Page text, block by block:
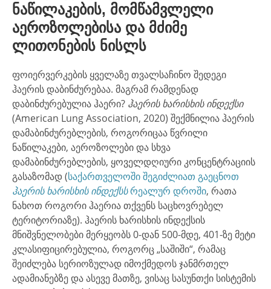
ნაწილაკების, მომწამვლელი
აეროზოლებისა და მძიმე
ლითონების ნისლს
ფოიერვერკების ყველაზე თვალსაჩინო შედეგი
ჰაერის დაბინძურებაა. მაგრამ რამდენად
დაბინძურებულია ჰაერი? ჰაერის ხარისხის ინდექსი
(American Lung Association, 2020) შექმნილია ჰაერის
დამაბინძურებლების, როგორიცაა წვრილი
ნაწილაკები, აეროზოლები და სხვა
დამაბინძურებლების, ყოველდღიური კონცენტრაციის
გასაზომად (საქართველოში შეგიძლიათ გაეცნოთ
ჰაერის ხარისხის ინდექსსრეალურ დროში, რათა
ნახოთ როგორი ჰაერია თქვენს საცხოვრებელ
ტერიტორიაზე). ჰაერის ხარისხის ინდექსის
მნიშვნელობები მერყეობს 0-დან 500-მდე, 401-ზე მეტი
კლასიფიცირებულია, როგორც „საშიში“, რამაც
შეიძლება სერიოზულად იმოქმედოს ჯანმრთელ
ადამიანებზე და ასევე მათზე, ვისაც სასუნთქი სისტემის